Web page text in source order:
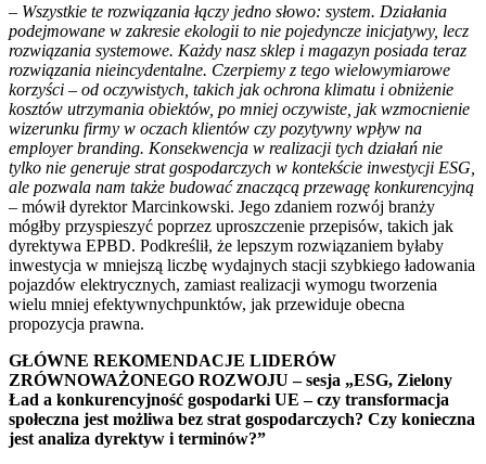
– Wszystkie te rozwiązania łączy jedno słowo: system. Działania
podejmowane w zakresie ekologii to nie pojedyncze inicjatywy, lecz
rozwiązania systemowe. Każdy nasz sklep i magazyn posiada teraz
rozwiązania nieincydentalne. Czerpiemy z tego wielowymiarowe
korzyści – od oczywistych, takich jak ochrona klimatu i obniżenie
kosztów utrzymania obiektów, po mniej oczywiste, jak wzmocnienie
wizerunku firmy w oczach klientów czy pozytywny wpływ na
employer branding. Konsekwencja w realizacji tych działań nie
tylko nie generuje strat gospodarczych w kontekście inwestycji ESG,
ale pozwala nam także budować znaczącą przewagę konkurencyjną
– mówił dyrektor Marcinkowski. Jego zdaniem rozwój branży
mógłby przyspieszyć poprzez uproszczenie przepisów, takich jak
dyrektywa EPBD. Podkreślił, że lepszym rozwiązaniem byłaby
inwestycja w mniejszą liczbę wydajnych stacji szybkiego ładowania
pojazdów elektrycznych, zamiast realizacji wymogu tworzenia
wielu mniej efektywnychpunktów, jak przewiduje obecna
propozycja prawna.
GŁÓWNE REKOMENDACJE LIDERÓW
ZRÓWNOWAŻONEGO ROZWOJU – sesja „ESG, Zielony
Ład a konkurencyjność gospodarki UE – czy transformacja
społeczna jest możliwa bez strat gospodarczych? Czy konieczna
jest analiza dyrektyw i terminów?”